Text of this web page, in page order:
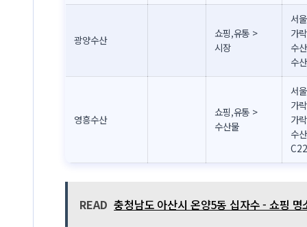
광양수산
쇼핑,유통 >
시장
서
가
수
수
영흥수산
쇼핑,유통 >
수산물
서
가
가
수
C22
READ 충청남도 아산시 온양5동 십자수 - 쇼핑